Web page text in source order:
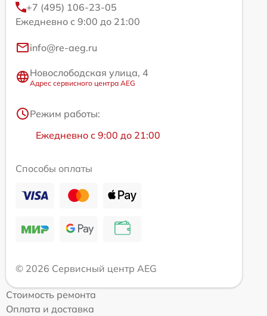
+7 (495) 106-23-05
Ежедневно с 9:00 до 21:00
info@re-aeg.ru
Новослободская улица, 4
Адрес сервисного центра AEG
Режим работы:
Ежедневно с 9:00 до 21:00
Способы оплаты
© 2026 Сервисный центр AEG
Стоимость ремонта
Оплата и доставка